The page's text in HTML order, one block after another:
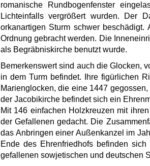
romanische Rundbogenfenster
Lichteinfalls vergrößert wurden. Der
orkanartigen Sturm schwer
Ordnung gebracht werden. Die
als Begräbniskirche benutzt wurde.
Bemerkenswert sind auch die Glocken,
in dem Turm befindet. Ihre figürlichen
Marienglocken, die eine 1447
der Jacobikirche befindet sich ein
Mit 146 einfachen Holzkreuzen mit
der Gefallenen gedacht. Die
das Anbringen einer Außenkanzel im
Ende des Ehrenfriedhofs befinden
gefallenen sowjetischen und deutschen